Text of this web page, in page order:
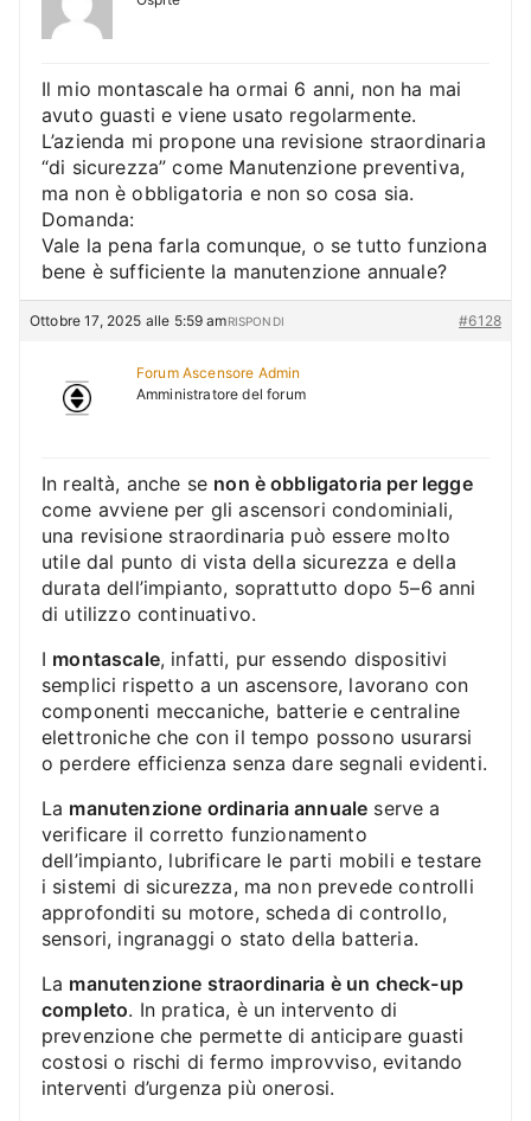
Il mio montascale ha ormai 6 anni, non ha mai
avuto guasti e viene usato regolarmente.
L’azienda mi propone una revisione straordinaria
“di sicurezza” come Manutenzione preventiva,
ma non è obbligatoria e non so cosa sia.
Domanda:
Vale la pena farla comunque, o se tutto funziona
bene è sufficiente la manutenzione annuale?
Ottobre 17, 2025 alle 5:59 am #6128
RISPONDI
Forum Ascensore Admin
Amministratore del forum
In realtà, anche se non è obbligatoria per legge
come avviene per gli ascensori condominiali,
una revisione straordinaria può essere molto
utile dal punto di vista della sicurezza e della
durata dell’impianto, soprattutto dopo 5–6 anni
di utilizzo continuativo.
I montascale, infatti, pur essendo dispositivi
semplici rispetto a un ascensore, lavorano con
componenti meccaniche, batterie e centraline
elettroniche che con il tempo possono usurarsi
o perdere efficienza senza dare segnali evidenti.
La manutenzione ordinaria annuale serve a
verificare il corretto funzionamento
dell’impianto, lubrificare le parti mobili e testare
i sistemi di sicurezza, ma non prevede controlli
approfonditi su motore, scheda di controllo,
sensori, ingranaggi o stato della batteria.
La manutenzione straordinaria è un check-up
completo. In pratica, è un intervento di
prevenzione che permette di anticipare guasti
costosi o rischi di fermo improvviso, evitando
interventi d’urgenza più onerosi.